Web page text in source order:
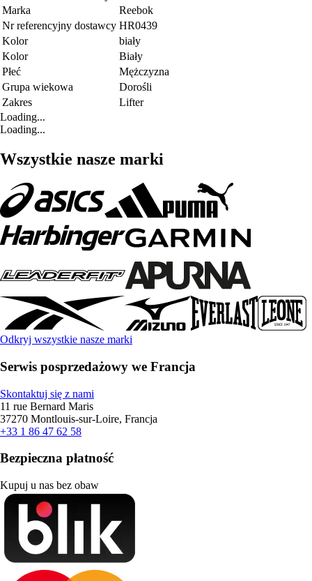
Marka
Reebok
Nr referencyjny dostawcy HR0439
Kolor
biały
Kolor
Biały
Płeć
Mężczyzna
Grupa wiekowa
Dorośli
Zakres
Lifter
Loading...
Loading...
Wszystkie nasze marki
Odkryj wszystkie nasze marki
Serwis posprzedażowy we Francja
Skontaktuj się z nami
11 rue Bernard Maris
37270 Montlouis-sur-Loire, Francja
+33 1 86 47 62 58
Bezpieczna płatność
Kupuj u nas bez obaw